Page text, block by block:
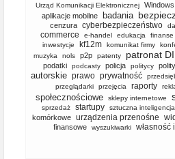
Urząd Komunikacji Elektronicznej Windows
aplikacje mobilne badania
cenzura cyberbezpieczeństwo
commerce
e-handel edukacja finanse
inwestycje kf12m komunikat firmy
muzyka nols p2p patenty patronat DI
podatki podcasty policja politycy
autorskie prawo prywatność
przeglądarki
przejęcia raporty
społecznościowe
sklepy internetowe
sprzedaż
startupy sztuczna inteligencja
komórkowe
urządzenia przenośne
finansowe
wyszukiwarki własność